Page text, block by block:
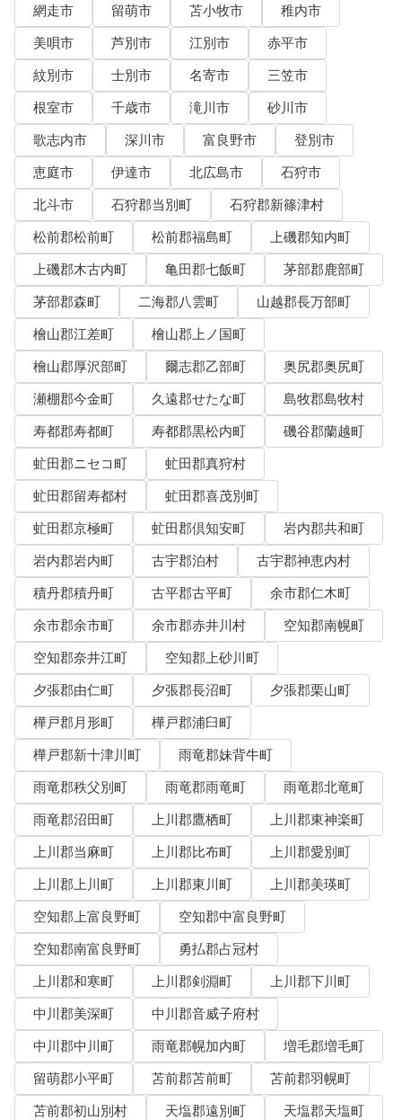
網走市 留萌市 苫小牧市
稚内市
美唄市
芦別市 江別市
赤平市
紋別市
士別市 名寄市
三笠市
根室市
千歳市 滝川市
砂川市
歌志内市
深川市 富良野市
登別市
恵庭市
伊達市 北広島市
石狩市
北斗市
石狩郡当別町
石狩郡新篠津村
松前郡松前町
松前郡福島町
上磯郡知内町
上磯郡木古内町
亀田郡七飯町
茅部郡鹿部町
茅部郡森町
二海郡八雲町
山越郡長万部町
檜山郡江差町
檜山郡上ノ国町
檜山郡厚沢部町
爾志郡乙部町
奥尻郡奥尻町
瀬棚郡今金町
久遠郡せたな町
島牧郡島牧村
寿都郡寿都町
寿都郡黒松内町
磯谷郡蘭越町
虻田郡ニセコ町
虻田郡真狩村
虻田郡留寿都村
虻田郡喜茂別町
虻田郡京極町
虻田郡倶知安町
岩内郡共和町
岩内郡岩内町
古宇郡泊村
古宇郡神恵内村
積丹郡積丹町
古平郡古平町
余市郡仁木町
余市郡余市町
余市郡赤井川村
空知郡南幌町
空知郡奈井江町
空知郡上砂川町
夕張郡由仁町
夕張郡長沼町
夕張郡栗山町
樺戸郡月形町
樺戸郡浦臼町
樺戸郡新十津川町
雨竜郡妹背牛町
雨竜郡秩父別町
雨竜郡雨竜町
雨竜郡北竜町
雨竜郡沼田町
上川郡鷹栖町
上川郡東神楽町
上川郡当麻町
上川郡比布町
上川郡愛別町
上川郡上川町
上川郡東川町
上川郡美瑛町
空知郡上富良野町
空知郡中富良野町
空知郡南富良野町
勇払郡占冠村
上川郡和寒町
上川郡剣淵町
上川郡下川町
中川郡美深町
中川郡音威子府村
中川郡中川町
雨竜郡幌加内町
増毛郡増毛町
留萌郡小平町
苫前郡苫前町
苫前郡羽幌町
苫前郡初山別村
天塩郡遠別町
天塩郡天塩町